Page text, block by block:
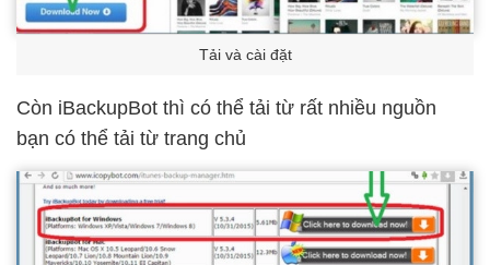
Tải và cài đặt
Còn iBackupBot thì có thể tải từ rất nhiều nguồn
bạn có thể tải từ trang chủ